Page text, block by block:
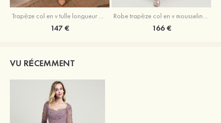
Trapèze col en v tulle longueur mollet robe de mère de la mariée avec appliqué paillettes ceinture
147 €
Robe trapèze col en v mousseline longueur mollet robe de mère de la mariée avec perle
166 €
VU RÉCEMMENT